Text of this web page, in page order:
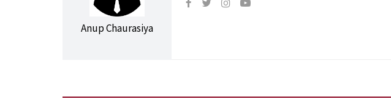
Anup Chaurasiya